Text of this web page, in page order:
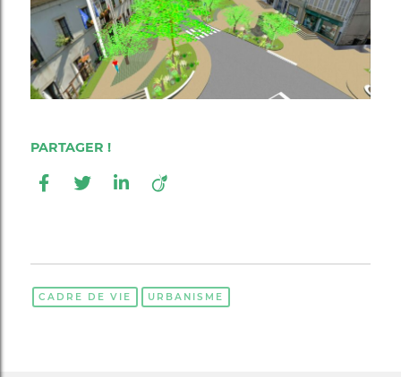
CADRE DE VIE URBANISME